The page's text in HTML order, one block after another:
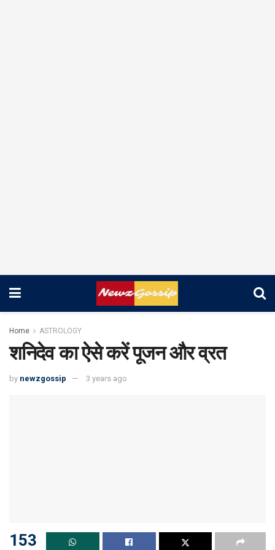
Home ASTROLOGY
शनिदेव का ऐसे करें पूजन और व्रत
by newzgossip 3 years ago
153